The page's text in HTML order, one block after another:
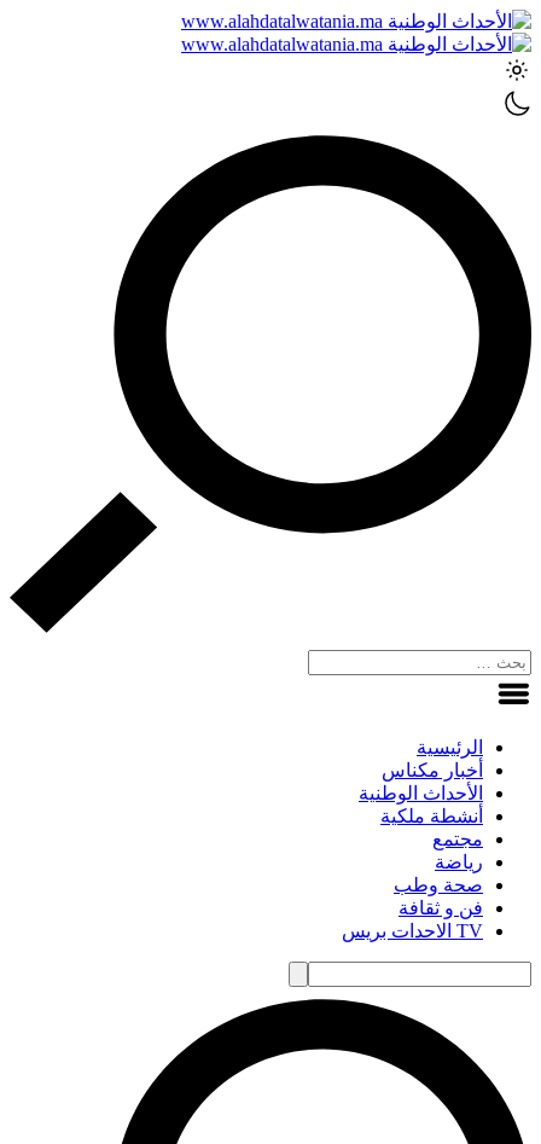
الرئيسية
أخبار مكناس
الأحداث الوطنية
أنشطة ملكية
مجتمع
رياضة
صحة وطب
فن و ثقافة
TV الاحدات بريس